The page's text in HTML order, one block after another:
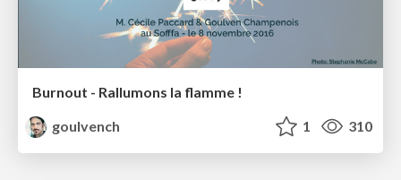
Burnout - Rallumons la flamme !
goulvench
1 310